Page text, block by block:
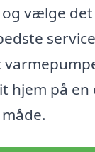
vælge
hjem på